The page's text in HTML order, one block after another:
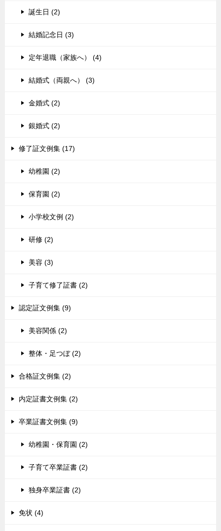
誕生日 (2)
結婚記念日 (3)
定年退職（家族へ） (4)
結婚式（両親へ） (3)
金婚式 (2)
銀婚式 (2)
修了証文例集 (17)
幼稚園 (2)
保育園 (2)
小学校文例 (2)
研修 (2)
美容 (3)
子育て修了証書 (2)
認定証文例集 (9)
美容関係 (2)
整体・足つぼ (2)
合格証文例集 (2)
内定証書文例集 (2)
卒業証書文例集 (9)
幼稚園・保育園 (2)
子育て卒業証書 (2)
独身卒業証書 (2)
免状 (4)